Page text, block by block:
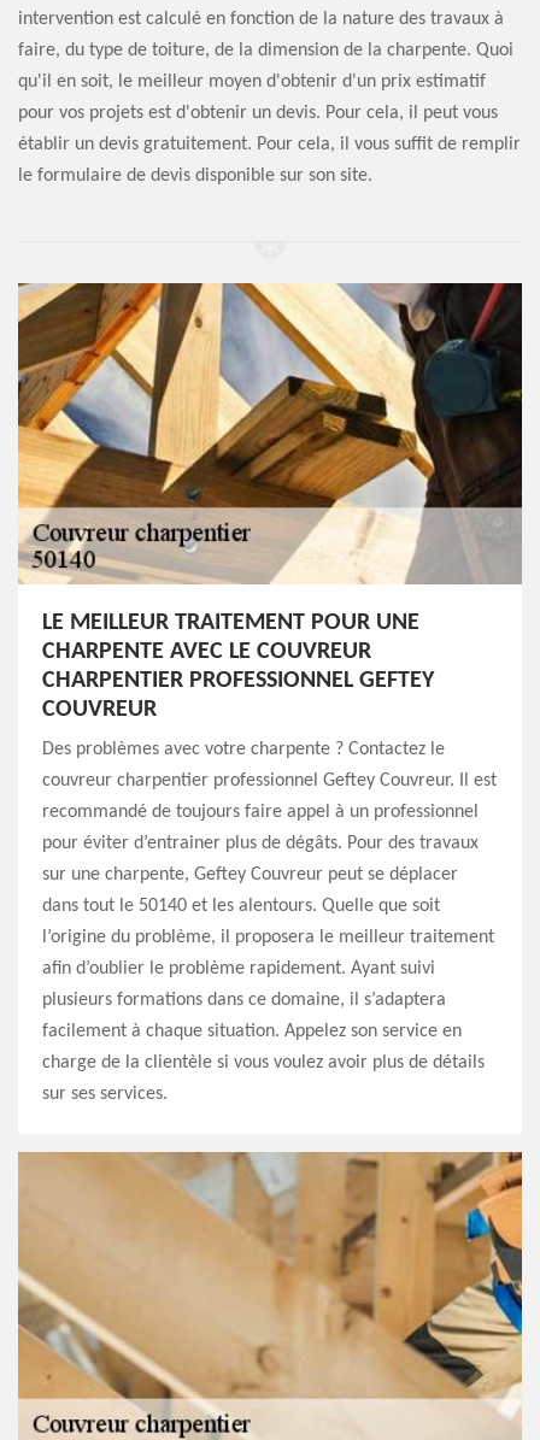
intervention est calculé en fonction de la nature des travaux à
faire, du type de toiture, de la dimension de la charpente. Quoi
qu'il en soit, le meilleur moyen d'obtenir d'un prix estimatif
pour vos projets est d'obtenir un devis. Pour cela, il peut vous
établir un devis gratuitement. Pour cela, il vous suffit de remplir
le formulaire de devis disponible sur son site.
LE MEILLEUR TRAITEMENT POUR UNE
CHARPENTE AVEC LE COUVREUR
CHARPENTIER PROFESSIONNEL GEFTEY
COUVREUR
Des problèmes avec votre charpente ? Contactez le
couvreur charpentier professionnel Geftey Couvreur. Il est
recommandé de toujours faire appel à un professionnel
pour éviter d’entrainer plus de dégâts. Pour des travaux
sur une charpente, Geftey Couvreur peut se déplacer
dans tout le 50140 et les alentours. Quelle que soit
l’origine du problème, il proposera le meilleur traitement
afin d’oublier le problème rapidement. Ayant suivi
plusieurs formations dans ce domaine, il s’adaptera
facilement à chaque situation. Appelez son service en
charge de la clientèle si vous voulez avoir plus de détails
sur ses services.